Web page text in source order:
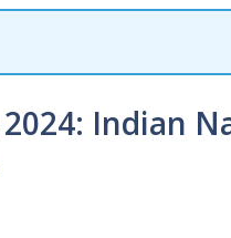
Indian